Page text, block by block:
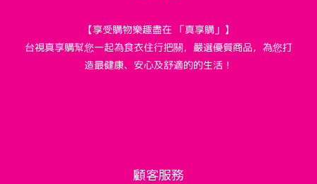
【享受購物樂趣盡在 「真享購」】
台視真享購幫您一起為食衣住行把關，嚴選優質商品，為您打
造最健康、安心及舒適的的生活！
顧客服務